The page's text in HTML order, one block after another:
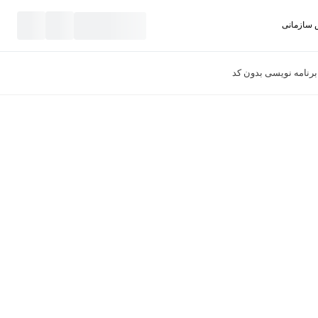
سازمانی
برنامه نویسی بدون کد